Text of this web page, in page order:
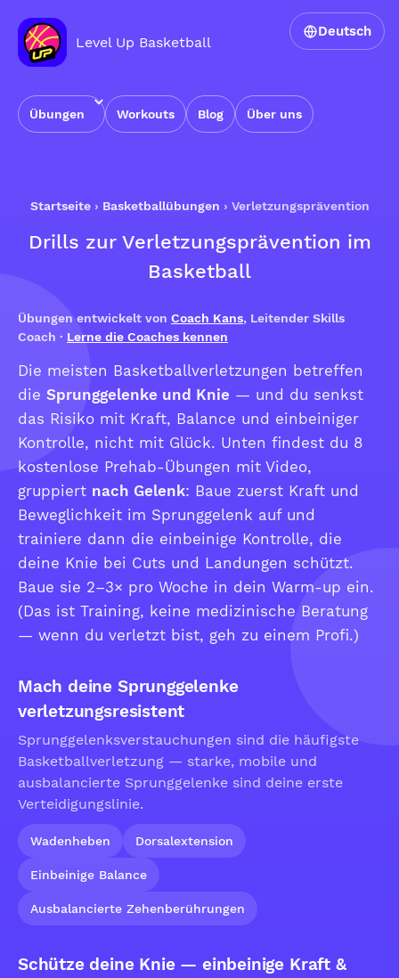
Level Up Basketball
Übungen Workouts Blog Über uns
Deutsch
Startseite› Basketballübungen › Verletzungsprävention
Drills zur Verletzungsprävention im
Basketball
Übungen entwickelt von Coach Kans, Leitender Skills
Coach · Lerne die Coaches kennen
Die meisten Basketballverletzungen betreffen
die Sprunggelenke und Knie — und du senkst
das Risiko mit Kraft, Balance und einbeiniger
Kontrolle, nicht mit Glück. Unten findest du 8
kostenlose Prehab-Übungen mit Video,
gruppiert nach Gelenk: Baue zuerst Kraft und
Beweglichkeit im Sprunggelenk auf und
trainiere dann die einbeinige Kontrolle, die
deine Knie bei Cuts und Landungen schützt.
Baue sie 2–3× pro Woche in dein Warm-up ein.
(Das ist Training, keine medizinische Beratung
— wenn du verletzt bist, geh zu einem Profi.)
Mach deine Sprunggelenke
verletzungsresistent
Sprunggelenksverstauchungen sind die häufigste
Basketballverletzung — starke, mobile und
ausbalancierte Sprunggelenke sind deine erste
Verteidigungslinie.
Wadenheben Dorsalextension
Einbeinige Balance
Ausbalancierte Zehenberührungen
Schütze deine Knie — einbeinige Kraft &